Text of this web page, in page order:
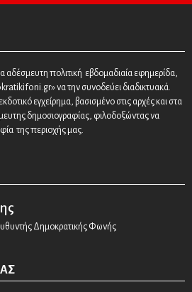
αδέσμευτη πολιτική εβδομαδιαία εφημερίδα,
να την συνοδεύει διαδικτυακά.
εγχείρημα, βασισμένο στις αρχές και στα
δημοσιογραφίας, φιλοδοξώντας να
της περιοχής μας.
Δημοκρατικής Φωνής